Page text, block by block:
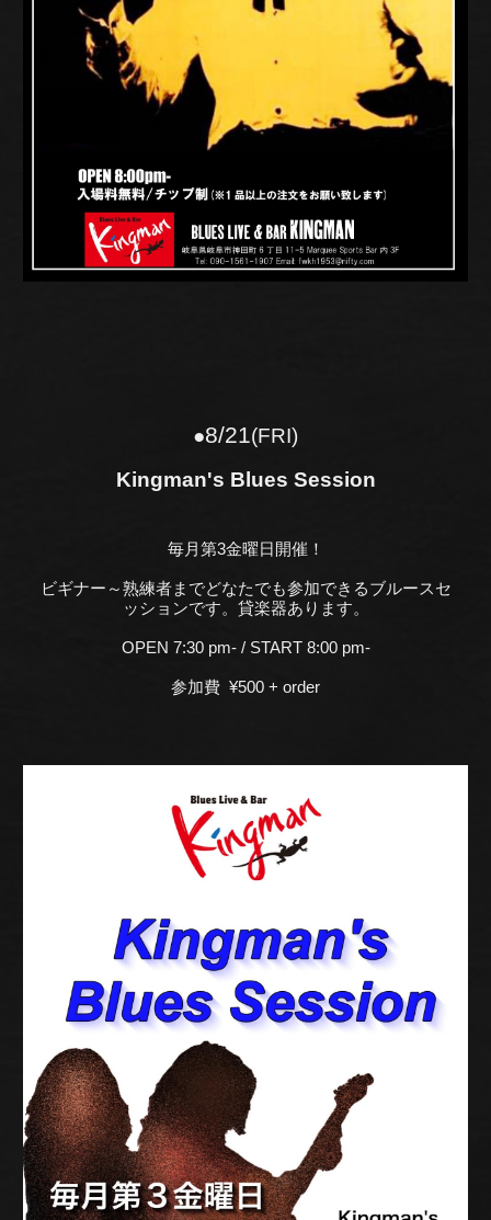
●8/21(FRI)
Kingman's Blues Session
毎月第3金曜日開催！
ビギナー～熟練者までどなたでも参加できるブルースセ
ッションです。貸楽器あります。
OPEN 7:30 pm- / START 8:00 pm-
参加費 ¥500 + order